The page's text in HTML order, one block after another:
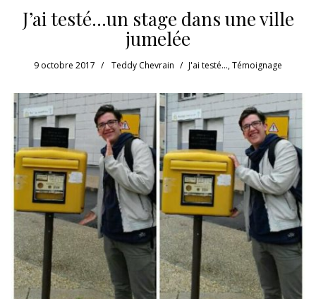
J’ai testé…un stage dans une ville
jumelée
9 octobre 2017 Teddy Chevrain J'ai testé...,Témoignage